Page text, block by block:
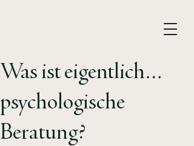
Was ist eigentlich…
psychologische
Beratung?